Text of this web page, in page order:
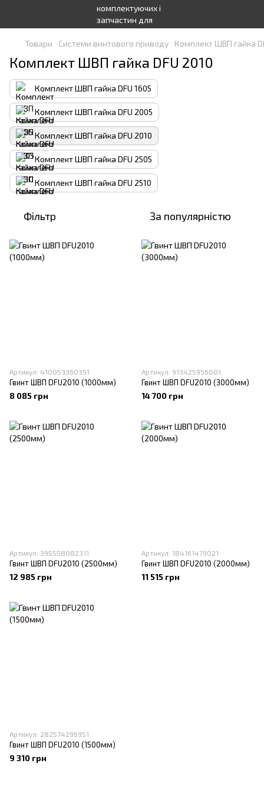
Товари Системи винтового приводу Комплект ШВП гайка
Комплект ШВП гайка DFU 2010
Комплект ШВП гайка DFU 1605
Комплект ШВП гайка DFU 2005
Комплект ШВП гайка DFU 2010
Комплект ШВП гайка DFU 2505
Комплект ШВП гайка DFU 2510
Фільтр За популярністю
Артикул: 410053360351
Гвинт ШВП DFU2010 (1000мм)
8 085 грн
Артикул: 913425956001
Гвинт ШВП DFU2010 (3000мм)
14 700 грн
Артикул: 395558082311
Гвинт ШВП DFU2010 (2500мм)
12 985 грн
Артикул: 184161479021
Гвинт ШВП DFU2010 (2000мм)
11 515 грн
Артикул: 282574296951
Гвинт ШВП DFU2010 (1500мм)
9 310 грн